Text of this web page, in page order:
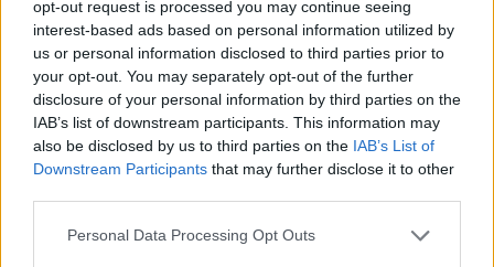
opt-out request is processed you may continue seeing
interest-based ads based on personal information utilized by
us or personal information disclosed to third parties prior to
your opt-out. You may separately opt-out of the further
disclosure of your personal information by third parties on the
IAB’s list of downstream participants. This information may
also be disclosed by us to third parties on the IAB’s List of
Downstream Participants that may further disclose it to other
Personal Data Processing Opt Outs
Και τον Διάδρομο «Δυτικά Βαλκάνια – Ανατολική
Μεσόγειος».
Παράλληλα με την ενίσχυση της εξωστρέφειας
ενθαρρύνουμε και την εισαγωγή νέων τεχνολογιών,
που βρίσκουν πεδίο εφαρμογής στην αστική
εφοδιαστική, όπου διεισδύει σταθερά και η
Ο ανθρωποκεντρικός χαρακτήρας των σύγχρονων